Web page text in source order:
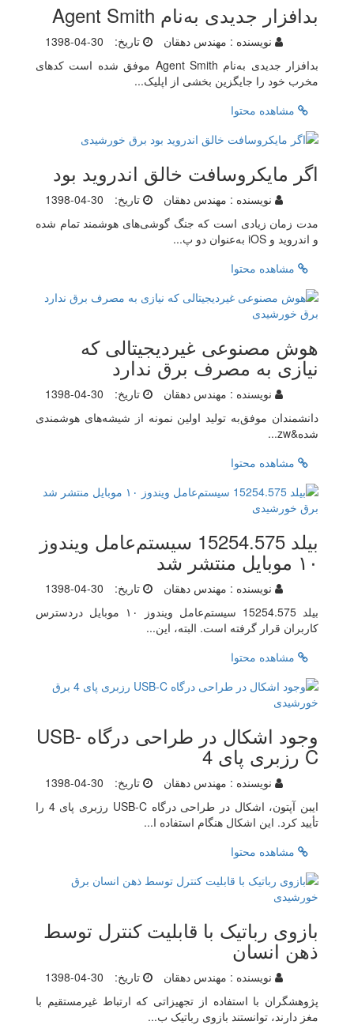
بدافزار جدیدی به‌نام Agent Smith
نویسنده : مهندس دهقان تاریخ:
1398-04-30
بدافزار جدیدی به‌نام Agent Smith موفق شده است کدهای
مخرب خود را جایگزین بخشی از اپلیک...
مشاهده محتوا
اگر مایکروسافت خالق اندروید بود
نویسنده : مهندس دهقان تاریخ:
1398-04-30
مدت زمان زیادی است که جنگ گوشی‌های هوشمند تمام شده
و اندروید و iOS به‌عنوان دو پ...
مشاهده محتوا
هوش مصنوعی غیردیجیتالی که
نیازی به مصرف برق ندارد
نویسنده : مهندس دهقان تاریخ:
1398-04-30
دانشمندان موفق‌‌به تولید اولین نمونه از شیشه‌‌های هوشمندی
شده‌&zw...
مشاهده محتوا
بیلد 15254.575 سیستم‌عامل ویندوز
۱۰ موبایل منتشر شد
نویسنده : مهندس دهقان تاریخ:
1398-04-30
بیلد 15254.575 سیستم‌عامل ویندوز ۱۰ موبایل دردسترس
کاربران قرار گرفته است. البته، این...
مشاهده محتوا
وجود اشکال در طراحی درگاه USB-
C رزبری پای 4
نویسنده : مهندس دهقان تاریخ:
1398-04-30
ایبن آپتون، اشکال در طراحی درگاه USB-C رزبری پای 4 را
تأیید کرد. این اشکال هنگام استفاده ا...
مشاهده محتوا
بازوی رباتیک با قابلیت کنترل توسط
ذهن انسان
نویسنده : مهندس دهقان تاریخ:
1398-04-30
پژوهشگران با استفاده از تجهیزاتی که ارتباط غیرمستقیم با
مغز دارند، توانستند بازوی رباتیک ب...